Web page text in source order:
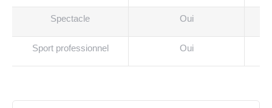
Spectacle Oui
Sport professionnel Oui